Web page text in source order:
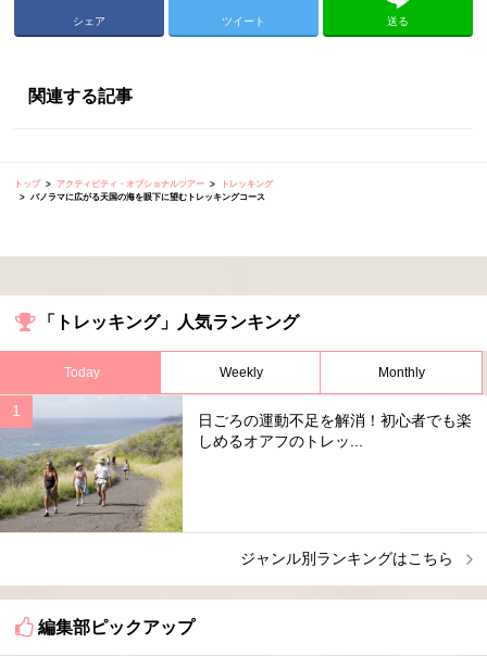
シェア ツイート 送る
関連する記事
トップ アクティビティ・オプショナルツアー
トレッキング
パノラマに広がる天国の海を眼下に望むトレッキングコース
「トレッキング」人気ランキング
Today Weekly Monthly
日ごろの運動不足を解消！初心者でも楽
しめるオアフのトレッ...
ジャンル別ランキングはこちら
編集部ピックアップ